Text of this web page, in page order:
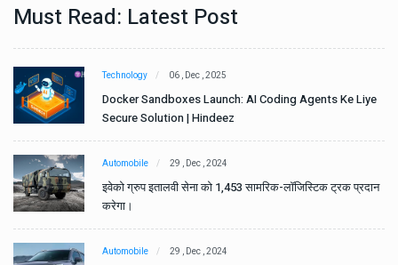
Must Read: Latest Post
Technology 06 , Dec , 2025
Docker Sandboxes Launch: AI Coding Agents Ke Liye
Secure Solution | Hindeez
Automobile 29 , Dec , 2024
इवेको ग्रुप इतालवी सेना को 1,453 सामरिक-लॉजिस्टिक ट्रक प्रदान
करेगा।
Automobile 29 , Dec , 2024